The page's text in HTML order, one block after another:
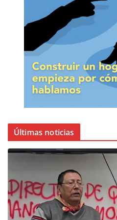
Últimas noticias